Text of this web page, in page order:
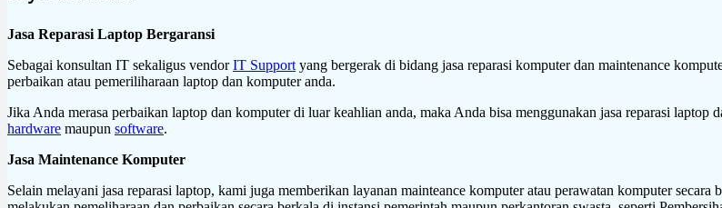
Jasa Reparasi Laptop Bergaransi
Sebagai konsultan IT sekaligus vendorIT Support yang bergerak di bidang jasa reparasi komputer dan maintenance
perbaikan atau pemeriliharaan laptop dan komputer anda.
Jika Anda merasa perbaikan laptop dan komputer di luar keahlian anda, maka Anda bisa menggunakan jasa reparasi
hardware maupun software.
Jasa Maintenance Komputer
Selain melayani jasa reparasi laptop, kami juga memberikan layanan mainteance komputer atau perawatan komputer